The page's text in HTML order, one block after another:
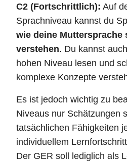
C2 (Fortschrittlich): Auf
Sprachniveau kannst du
wie deine Muttersprache
verstehen. Du kannst
hohen Niveau lesen und
komplexe Konzepte
Es ist jedoch wichtig zu
Niveaus nur Schätzungen
tatsächlichen Fähigkeiten
individuellem
Der GER soll lediglich als